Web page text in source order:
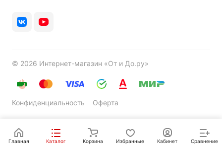
© 2026 Интернет-магазин «От и До.ру»
Конфиденциальность Оферта
Главная Каталог Корзина Избранные Кабинет Сравнение